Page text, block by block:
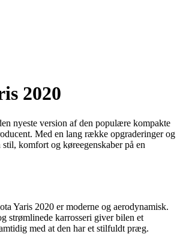
2020
nyeste version af den populære kompakte
Med en lang række opgraderinger og
komfort og køreegenskaber på en
Yaris 2020 er moderne og aerodynamisk.
strømlinede karrosseri giver bilen et
med at den har et stilfuldt præg.